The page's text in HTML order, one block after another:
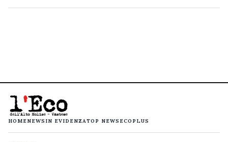
HOMENEWS IN EVIDENZATOP NEWS ECOPLUS